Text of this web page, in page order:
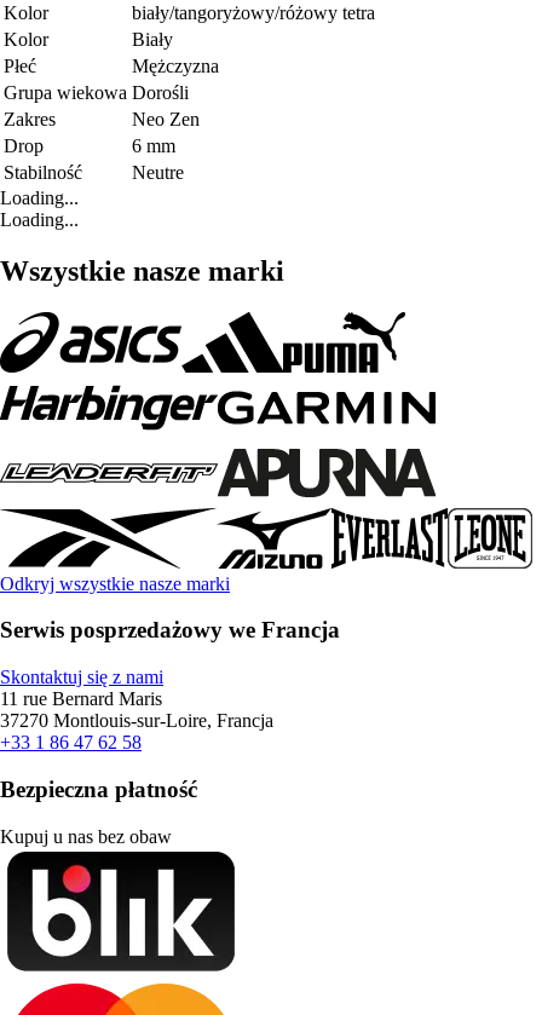
Kolor
biały/tangoryżowy/różowy tetra
Kolor
Biały
Płeć
Mężczyzna
Grupa wiekowa Dorośli
Zakres
Neo Zen
Drop
6 mm
Stabilność
Neutre
Loading...
Loading...
Wszystkie nasze marki
Odkryj wszystkie nasze marki
Serwis posprzedażowy we Francja
Skontaktuj się z nami
11 rue Bernard Maris
37270 Montlouis-sur-Loire, Francja
+33 1 86 47 62 58
Bezpieczna płatność
Kupuj u nas bez obaw